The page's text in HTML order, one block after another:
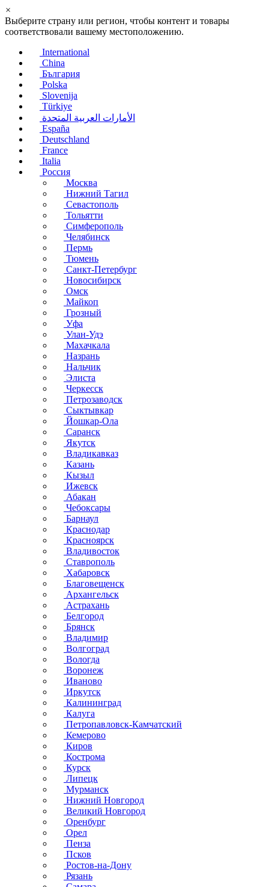
×
Выберите страну или регион, чтобы контент и товары
соответствовали вашему местоположению.
International
China
България
Polska
Slovenija
Türkiye
الأمارات العربية المتحدة
España
Deutschland
France
Italia
Россия
Москва
Нижний Тагил
Севастополь
Тольятти
Симферополь
Челябинск
Пермь
Тюмень
Санкт-Петербург
Новосибирск
Омск
Майкоп
Грозный
Уфа
Улан-Удэ
Махачкала
Назрань
Нальчик
Элиста
Черкесск
Петрозаводск
Сыктывкар
Йошкар-Ола
Саранск
Якутск
Владикавказ
Казань
Кызыл
Ижевск
Абакан
Чебоксары
Барнаул
Краснодар
Красноярск
Владивосток
Ставрополь
Хабаровск
Благовещенск
Архангельск
Астрахань
Белгород
Брянск
Владимир
Волгоград
Вологда
Воронеж
Иваново
Иркутск
Калининград
Калуга
Петропавловск-Камчатский
Кемерово
Киров
Кострома
Курск
Липецк
Мурманск
Нижний Новгород
Великий Новгород
Оренбург
Орел
Пенза
Псков
Ростов-на-Дону
Рязань